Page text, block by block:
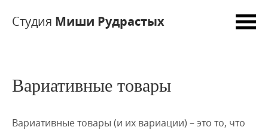
Студия Миши Рудрастых
Вариативные товары
Вариативные товары (и их вариации) – это то, что